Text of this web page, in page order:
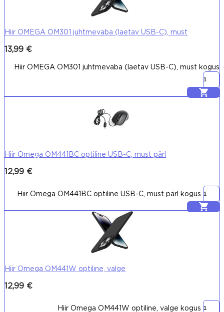
Hiir OMEGA OM301 juhtmevaba (laetav USB-C), must
13,99 €
Hiir OMEGA OM301 juhtmevaba (laetav USB-C), must kogus
Lisa korvi
Hiir Omega OM441BC optiline USB-C, must pärl
12,99 €
Hiir Omega OM441BC optiline USB-C, must pärl kogus
Lisa korvi
Hiir Omega OM441W optiline, valge
12,99 €
Hiir Omega OM441W optiline, valge kogus